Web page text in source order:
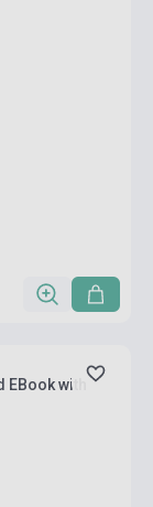
with